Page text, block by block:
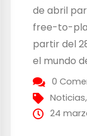
de abril
free-to-
partir del
el mundo
de
anticipado.
jugadores a
0
Noticias
24